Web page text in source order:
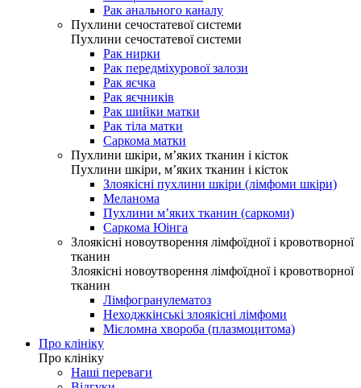
Рак анального каналу
Пухлини сечостатевої системи
Пухлини сечостатевої системи
Рак нирки
Рак передміхурової залози
Рак яєчка
Рак яєчників
Рак шийки матки
Рак тіла матки
Саркома матки
Пухлини шкіри, м’яких тканин і кісток
Пухлини шкіри, м’яких тканин і кісток
Злоякісні пухлини шкіри (лімфоми шкіри)
Меланома
Пухлини м’яких тканин (саркоми)
Саркома Юінга
Злоякісні новоутворення лімфоїдної і кровотворної
тканин
Злоякісні новоутворення лімфоїдної і кровотворної
тканин
Лімфогранулематоз
Неходжкінські злоякісні лімфоми
Мієломна хвороба (плазмоцитома)
Про клініку
Про клініку
Наші переваги